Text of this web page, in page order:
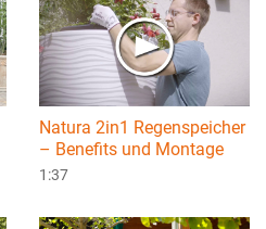
Natura 2in1 Regenspeicher
– Benefits und Montage
1:37